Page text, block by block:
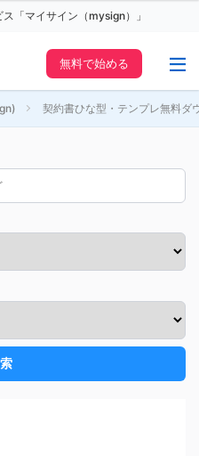
「マイサイン（mysign）」
無料で始める
契約書ひな型・テンプレ無料ダ